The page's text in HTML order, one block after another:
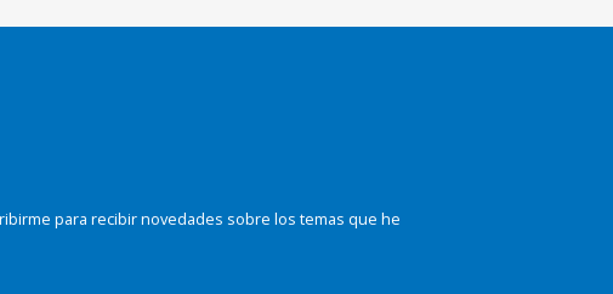
para recibir novedades sobre los temas que he